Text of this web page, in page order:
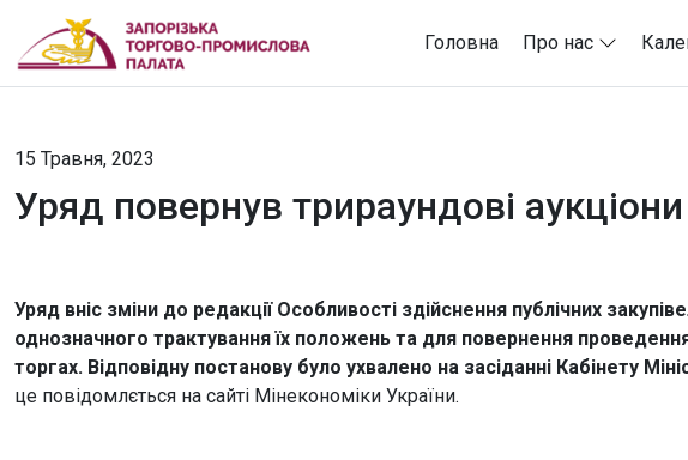
Головна Про нас
15 Травня, 2023
Уряд повернув трираундові
Уряд вніс зміни до редакції Особливості здійснення публічних
однозначного трактування їх положень та для повернення проведення
торгах. Відповідну постанову було ухвалено на засіданні Кабінету
це повідомлється на сайті Мінекономіки України.